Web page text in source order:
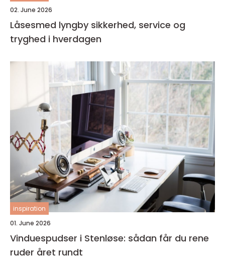
02. June 2026
Låsesmed lyngby sikkerhed, service og
tryghed i hverdagen
inspiration
01. June 2026
Vinduespudser i Stenløse: sådan får du rene
ruder året rundt